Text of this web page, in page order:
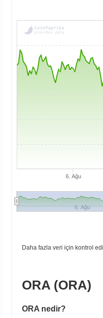
6. Ağu
6. Ağu
Daha fazla veri için kontrol
ORA (ORA)
ORA nedir?